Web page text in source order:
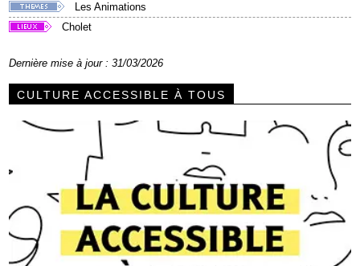
Les Animations
Cholet
Dernière mise à jour : 31/03/2026
CULTURE ACCESSIBLE À TOUS